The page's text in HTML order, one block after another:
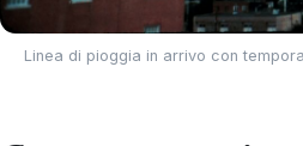
Linea di pioggia in arrivo con